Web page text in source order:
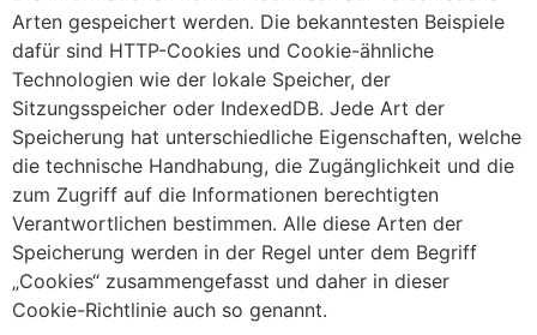
Arten gespeichert werden. Die bekanntesten Beispiele
dafür sind HTTP-Cookies und Cookie-ähnliche
Technologien wie der lokale Speicher, der
Sitzungsspeicher oder IndexedDB. Jede Art der
Speicherung hat unterschiedliche Eigenschaften, welche
die technische Handhabung, die Zugänglichkeit und die
zum Zugriff auf die Informationen berechtigten
Verantwortlichen bestimmen. Alle diese Arten der
Speicherung werden in der Regel unter dem Begriff
„Cookies“ zusammengefasst und daher in dieser
Cookie-Richtlinie auch so genannt.